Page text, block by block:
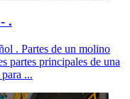
.
. Partes de un molino
partes principales de una
...